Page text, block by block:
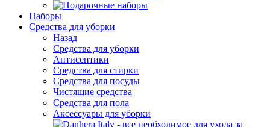
Наборы
Средства для уборки
Назад
Средства для уборки
Антисептики
Средства для стирки
Средства для посуды
Чистящие средства
Средства для пола
Аксессуары для уборки